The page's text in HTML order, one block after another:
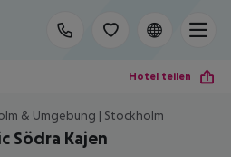
Hotel teilen
& Umgebung | Stockholm
Södra Kajen